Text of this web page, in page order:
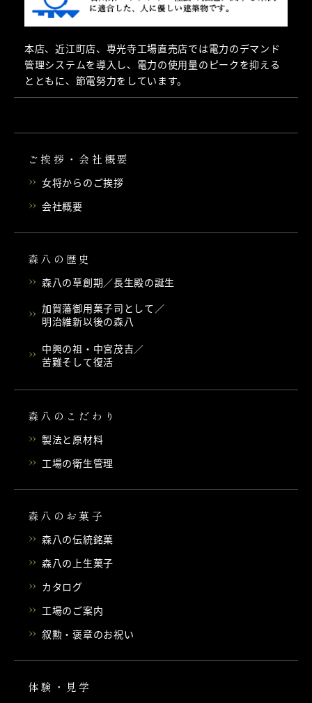
ご挨拶・会社概要
女将からのご挨拶
会社概要
森八の歴史
森八の草創期／長生殿の誕生
加賀藩御用菓子司として／
明治維新以後の森八
中興の祖・中宮茂吉／
苦難そして復活
森八のこだわり
製法と原材料
工場の衛生管理
森八のお菓子
森八の伝統銘菓
森八の上生菓子
カタログ
工場のご案内
叙勲・褒章のお祝い
体験・見学
本店、近江町店、専光寺工場直売店では電力のデマンド
管理システムを導入し、電力の使用量のピークを抑える
とともに、節電努力をしています。